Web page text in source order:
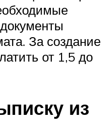
За создание
от 1,5 до
из